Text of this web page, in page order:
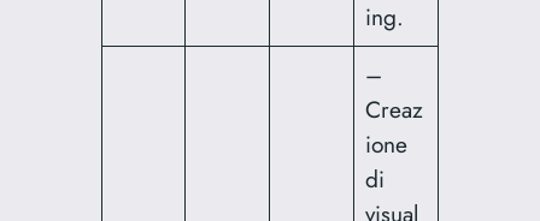
ing.
–
Creaz
ione
di
visual